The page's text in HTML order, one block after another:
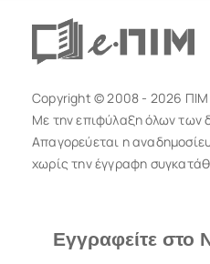
Copyright © 2008 - 2026 ΠΙΜ
Με την επιφύλαξη όλων των
Απαγορεύεται η
χωρίς την έγγραφη
Εγγραφείτε στο